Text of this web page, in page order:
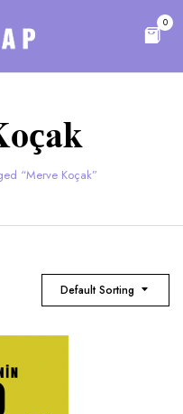
0
“Merve Koçak”
Default Sorting